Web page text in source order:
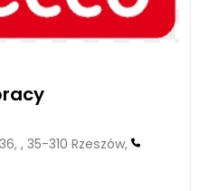
, 35-310 Rzeszów,